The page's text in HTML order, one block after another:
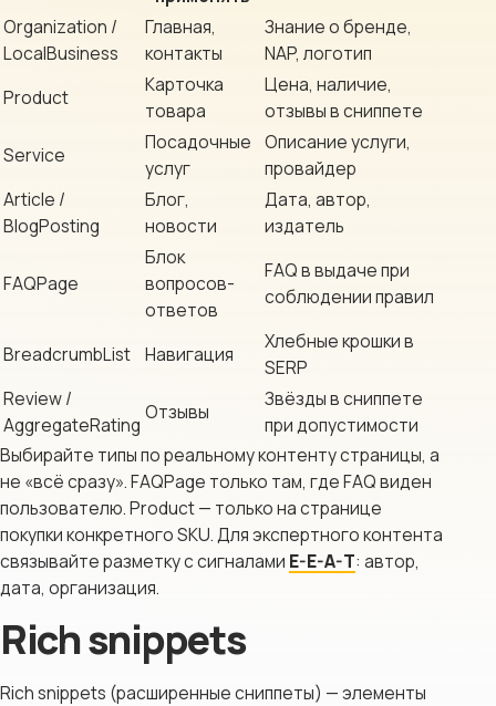
Organization /
LocalBusiness
Главная,
контакты
Знание о бренде,
NAP, логотип
Product
Карточка
товара
Цена, наличие,
отзывы в сниппете
Service
Посадочные
услуг
Описание услуги,
провайдер
Article /
BlogPosting
Блог,
новости
Дата, автор,
издатель
FAQPage
Блок
вопросов-
ответов
FAQ в выдаче при
соблюдении правил
BreadcrumbList Навигация
Хлебные крошки в
SERP
Review /
AggregateRating
Отзывы
Звёзды в сниппете
при допустимости
Выбирайте типы по реальному контенту страницы, а
не «всё сразу». FAQPage только там, где FAQ виден
пользователю. Product — только на странице
покупки конкретного SKU. Для экспертного контента
связывайте разметку с сигналами E-E-A-T: автор,
дата, организация.
Rich snippets
Rich snippets (расширенные сниппеты) — элементы